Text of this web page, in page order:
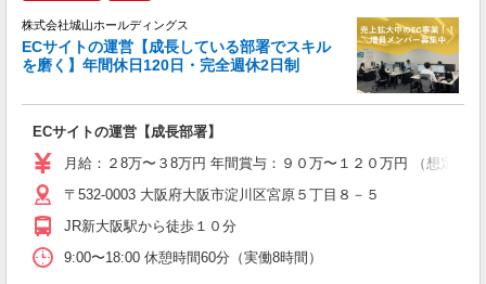
株式会社城山ホールディングス
ECサイトの運営【成長している部署でスキル
を磨く】年間休日120日・完全週休2日制
ECサイトの運営【成長部署】
月給：２8万〜３8万円 年間賞与：９０万〜１２０万円 （想定
〒532-0003 大阪府大阪市淀川区宮原５丁目８－５
JR新大阪駅から徒歩１０分
9:00〜18:00 休憩時間60分（実働8時間）